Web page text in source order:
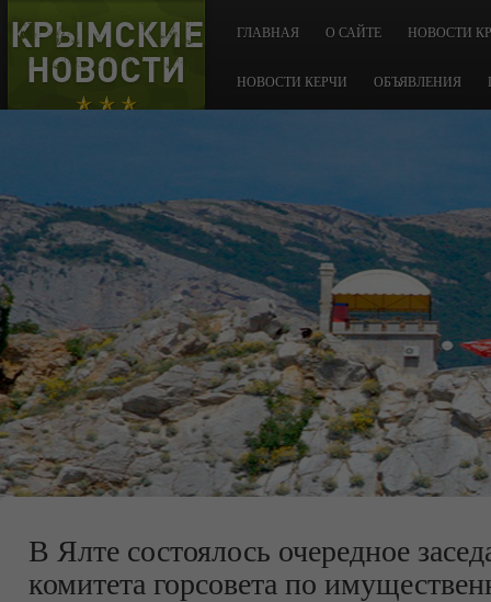
КРЫМСКИЕ
НОВОСТИ
ГЛАВНАЯ О САЙТЕ НОВОСТИ
НОВОСТИ КЕРЧИ ОБЪЯВЛЕНИЯ
В Ялте состоялось очередное
комитета горсовета по